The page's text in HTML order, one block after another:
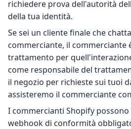
richiedere prova dell'autorità
della tua identità.
Se sei un cliente finale che
commerciante, il commerciante
trattamento per
come responsabile del
il negozio per richieste sui tuoi
assisteremo il commerciante
I commercianti Shopify
webhook di conformità